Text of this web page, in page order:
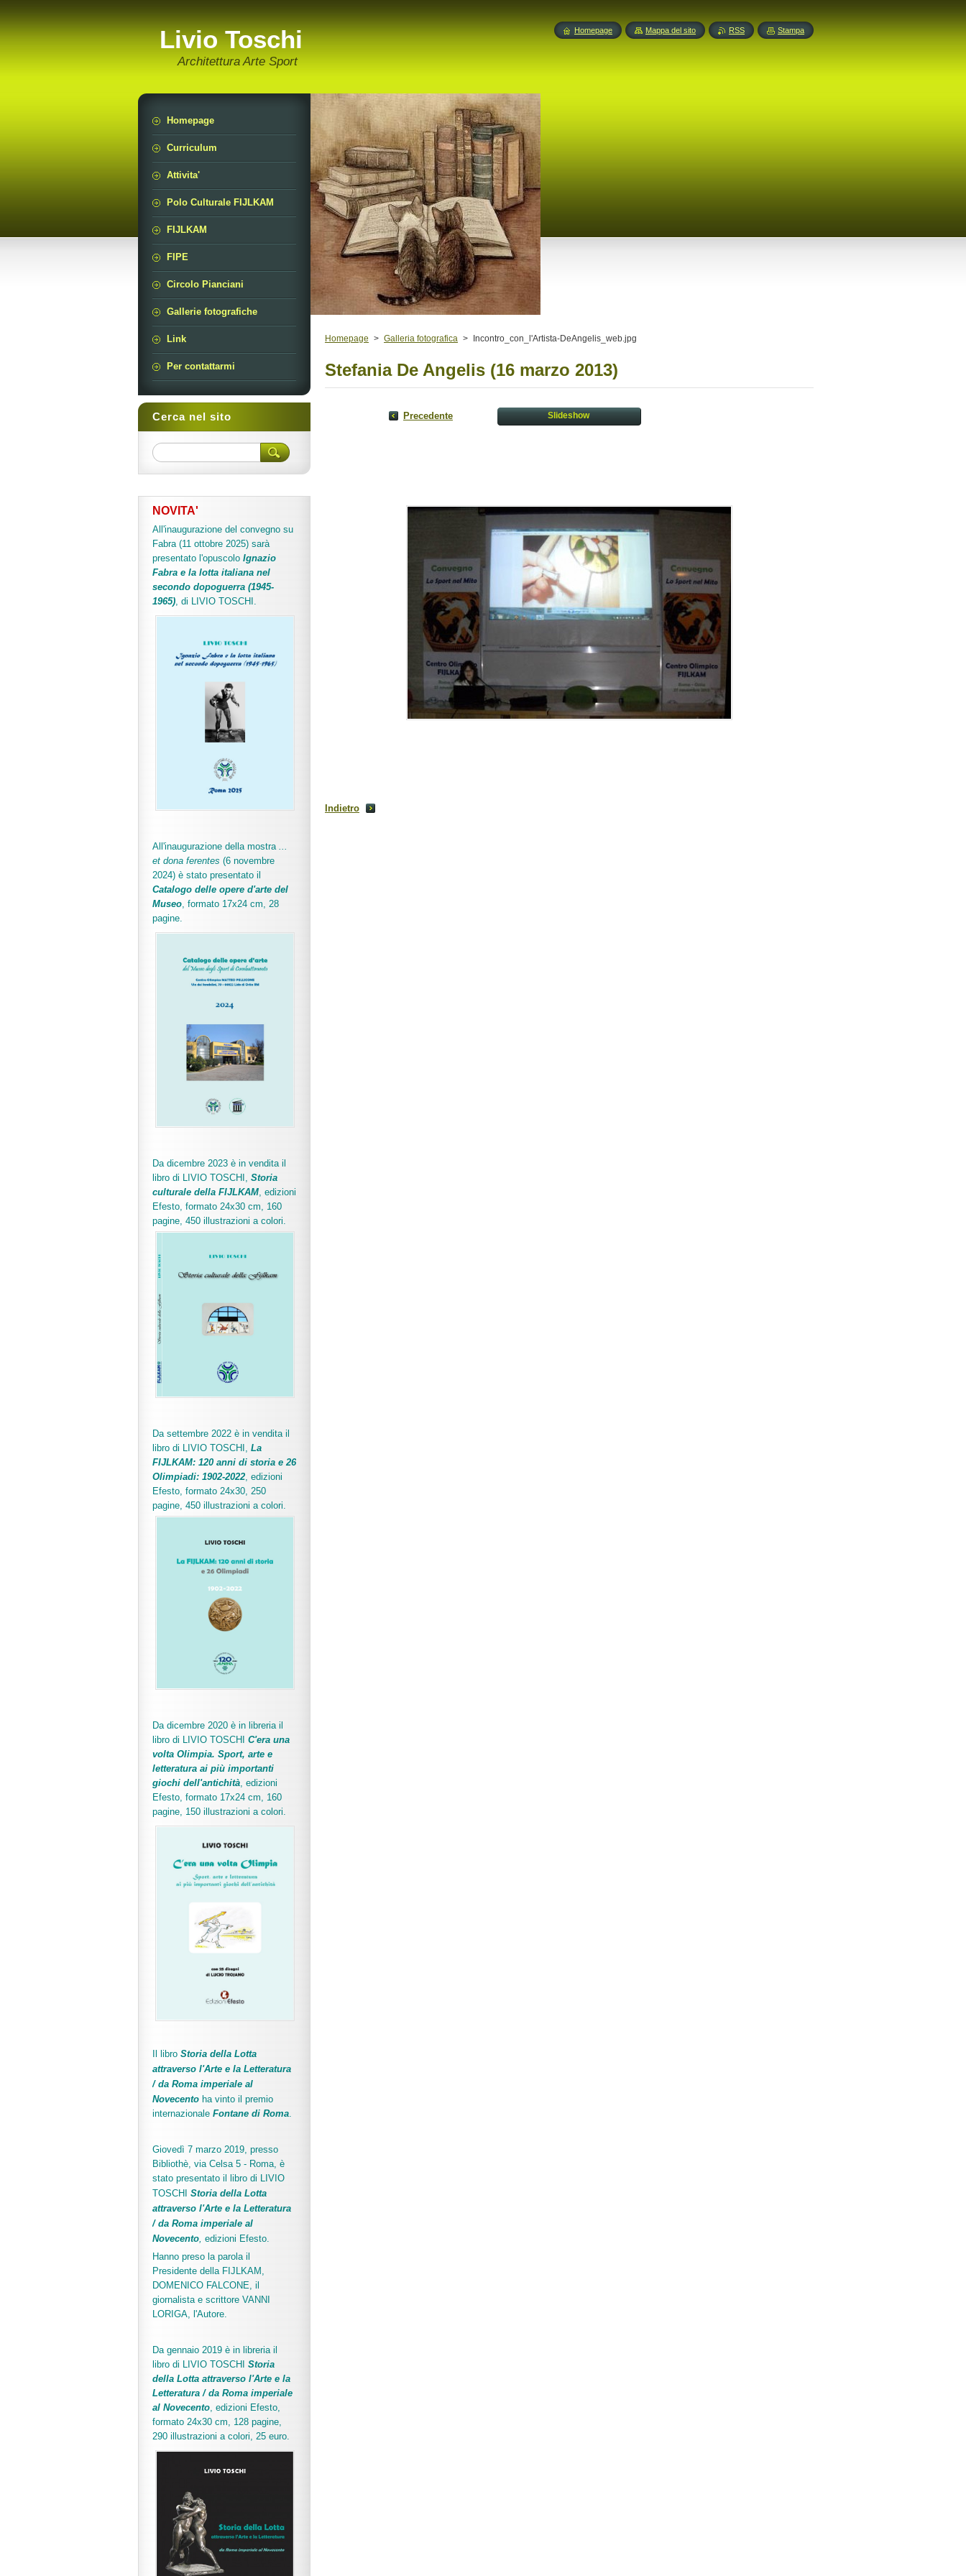
Livio Toschi
Architettura Arte Sport
Homepage > Galleria fotografica > Incontro_con_l'Artista-DeAngelis_web.jpg
Stefania De Angelis (16 marzo 2013)
Precedente Slideshow
Indietro
Homepage
Curriculum
Attivita'
Polo Culturale FIJLKAM
FIJLKAM
FIPE
Circolo Pianciani
Gallerie fotografiche
Link
Per contattarmi
Cerca nel sito
NOVITA'
All'inaugurazione del convegno su
Fabra (11 ottobre 2025) sarà
presentato l'opuscolo Ignazio
Fabra e la lotta italiana nel
secondo dopoguerra (1945-
1965), di LIVIO TOSCHI.
All'inaugurazione della mostra ...
et dona ferentes (6 novembre
2024) è stato presentato il
Catalogo delle opere d'arte del
Museo, formato 17x24 cm, 28
pagine.
Da dicembre 2023 è in vendita il
libro di LIVIO TOSCHI, Storia
culturale della FIJLKAM, edizioni
Efesto, formato 24x30 cm, 160
pagine, 450 illustrazioni a colori.
Da settembre 2022 è in vendita il
libro di LIVIO TOSCHI, La
FIJLKAM: 120 anni di storia e 26
Olimpiadi: 1902-2022, edizioni
Efesto, formato 24x30, 250
pagine, 450 illustrazioni a colori.
Da dicembre 2020 è in libreria il
libro di LIVIO TOSCHI C'era una
volta Olimpia. Sport, arte e
letteratura ai più importanti
giochi dell'antichità, edizioni
Efesto, formato 17x24 cm, 160
pagine, 150 illustrazioni a colori.
Il libro Storia della Lotta
attraverso l'Arte e la Letteratura
/ da Roma imperiale al
Novecento ha vinto il premio
internazionale Fontane di Roma.
Giovedì 7 marzo 2019, presso
Bibliothè, via Celsa 5 - Roma, è
stato presentato il libro di LIVIO
TOSCHI Storia della Lotta
attraverso l'Arte e la Letteratura
/ da Roma imperiale al
Novecento, edizioni Efesto.
Hanno preso la parola il
Presidente della FIJLKAM,
DOMENICO FALCONE, il
giornalista e scrittore VANNI
LORIGA, l'Autore.
Da gennaio 2019 è in libreria il
libro di LIVIO TOSCHI Storia
della Lotta attraverso l'Arte e la
Letteratura / da Roma imperiale
al Novecento, edizioni Efesto,
formato 24x30 cm, 128 pagine,
290 illustrazioni a colori, 25 euro.
Homepage Mappa del sito RSS Stampa